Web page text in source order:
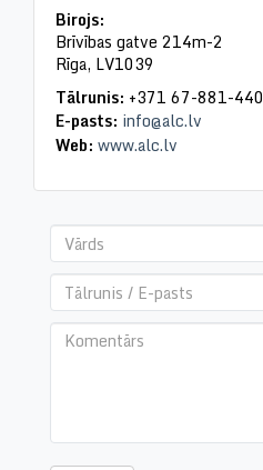
Birojs:
Brīvības gatve 214m-2
Rīga, LV1039
Tālrunis: +371 67-881-440
E-pasts: info@alc.lv
Web: www.alc.lv
Vārds
*
Tālrunis
/
Komentārs